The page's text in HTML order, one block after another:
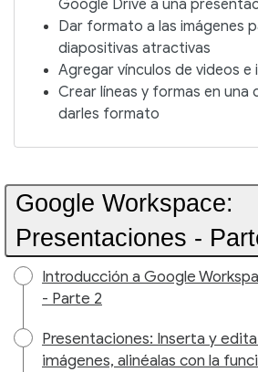
Google Drive a una
Dar formato a las imágenes
diapositivas atractivas
Agregar vínculos de videos e
Crear líneas y formas en una
darles formato
Google Workspace:
Presentaciones -
Introducción a Google
- Parte 2
Presentaciones: Inserta y
imágenes, alinéalas con la